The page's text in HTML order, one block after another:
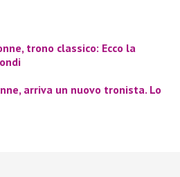
trono classico: Ecco la
arriva un nuovo tronista. Lo